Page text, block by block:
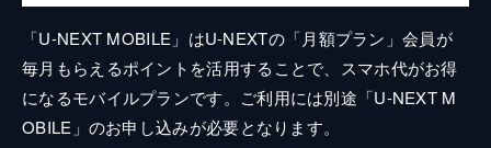
「U-NEXT MOBILE」はU-NEXTの「月額プラン」会員が
毎月もらえるポイントを活用することで、スマホ代がお得
になるモバイルプランです。ご利用には別途「U-NEXT M
OBILE」のお申し込みが必要となります。